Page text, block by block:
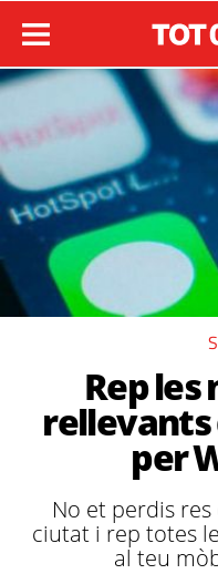
Rep les
rellevants
per
No et perdis
ciutat i rep totes
al teu